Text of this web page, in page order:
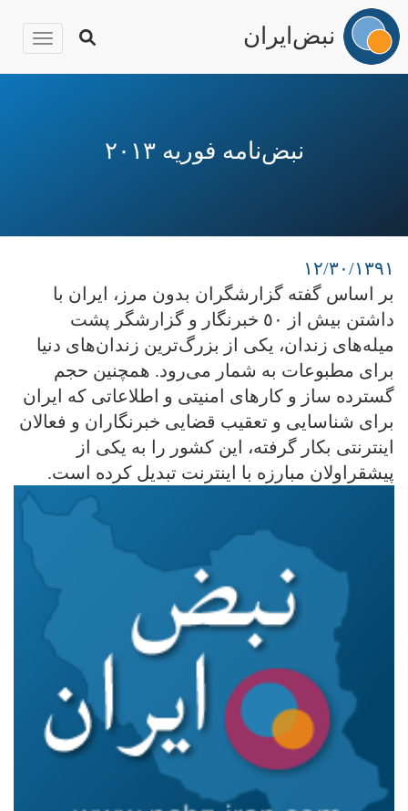
نبض‌ایران
نبض‌نامه فوریه ٢٠١٣
۱۲/۳۰/۱۳۹۱
بر اساس گفته گزارشگران بدون مرز، ایران با
داشتن بیش از ٥٠ خبرنگار و گزارشگر پشت
میله‌های زندان، یکی از بزرگ‌ترین زندان‌های دنیا
برای مطبوعات به شمار می‌رود. همچنین حجم
گسترده ساز و کارهای امنیتی و اطلاعاتی که ایران
برای شناسایی و تعقیب قضایی خبرنگاران و فعالان
اینترنتی بکار گرفته، این کشور را به یکی از
پیشقراولان مبارزه با اینترنت تبدیل کرده است.